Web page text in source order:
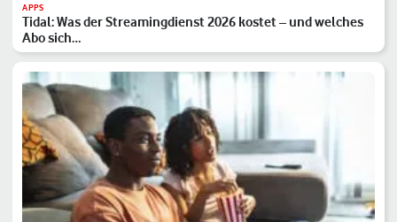
APPS
Tidal: Was der Streamingdienst 2026 kostet – und welches
Abo sich…